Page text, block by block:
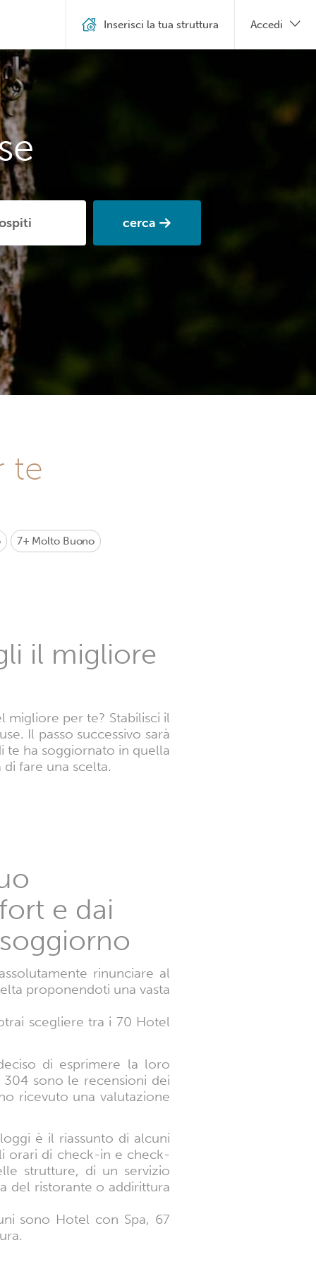
cerca
Inserisci la tua struttura Accedi
te
7+ Molto Buono
il migliore
migliore per te? Stabilisci il
Il passo successivo sarà
te ha soggiornato in quella
fare una scelta.
e dai
rinunciare al
proponendoti una vasta
scegliere tra i 70 Hotel
di esprimere la loro
sono le recensioni dei
ricevuto una valutazione
è il riassunto di alcuni
orari di check-in e check-
strutture, di un servizio
del ristorante o addirittura
sono Hotel con Spa, 67